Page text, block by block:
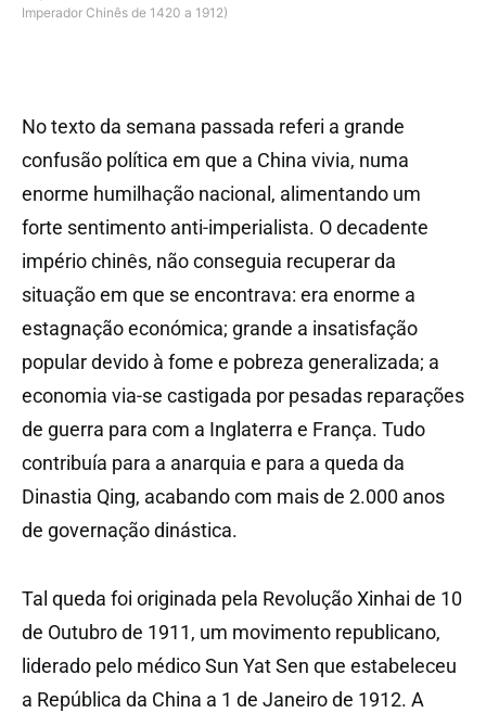
Imperador Chinês de 1420 a 1912)
No texto da semana passada referi a grande
confusão política em que a China vivia, numa
enorme humilhação nacional, alimentando um
forte sentimento anti-imperialista. O decadente
império chinês, não conseguia recuperar da
situação em que se encontrava: era enorme a
estagnação económica; grande a insatisfação
popular devido à fome e pobreza generalizada; a
economia via-se castigada por pesadas reparações
de guerra para com a Inglaterra e França. Tudo
contribuía para a anarquia e para a queda da
Dinastia Qing, acabando com mais de 2.000 anos
de governação dinástica.
Tal queda foi originada pela Revolução Xinhai de 10
de Outubro de 1911, um movimento republicano,
liderado pelo médico Sun Yat Sen que estabeleceu
a República da China a 1 de Janeiro de 1912. A